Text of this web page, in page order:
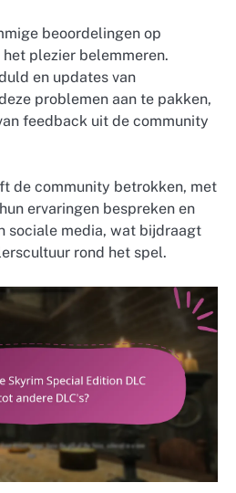
beoordelingen op
plezier belemmeren.
en updates van
problemen aan te pakken,
feedback uit de community
de community betrokken, met
ervaringen bespreken en
sociale media, wat bijdraagt
rond het spel.